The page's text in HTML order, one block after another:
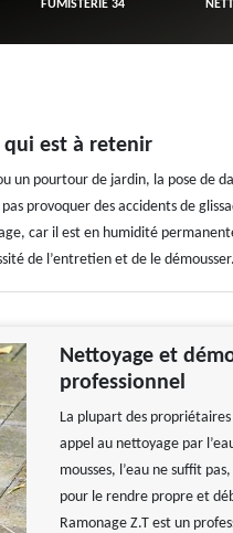
FUMISTERIE 34
qui est à retenir
un pourtour de jardin, la pose de
provoquer des accidents de
car il est en humidité
de l’entretien et de le démousser.
Nettoyage et
professionnel
La plupart des
appel au nettoyage par
mousses, l’eau ne suffit
pour le rendre propre et
Ramonage Z.T est un